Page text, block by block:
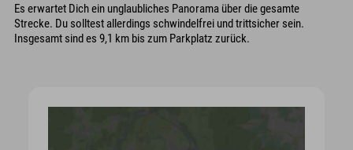
Es erwartet Dich ein unglaubliches Panorama über die gesamte
Strecke. Du solltest allerdings schwindelfrei und trittsicher sein.
Insgesamt sind es 9,1 km bis zum Parkplatz zurück.